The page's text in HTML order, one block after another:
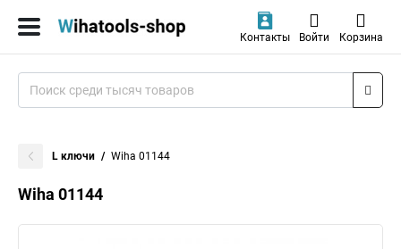
Контакты Войти Корзина
L ключи Wiha 01144
Wiha 01144